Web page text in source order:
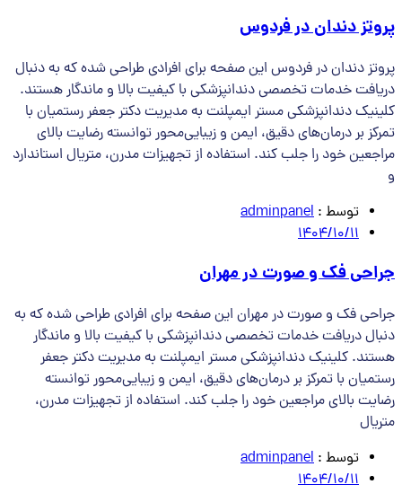
پروتز دندان در فردوس
پروتز دندان در فردوس این صفحه برای افرادی طراحی شده که به دنبال
دریافت خدمات تخصصی دندانپزشکی با کیفیت بالا و ماندگار هستند.
کلینیک دندانپزشکی مستر ایمپلنت به مدیریت دکتر جعفر رستمیان با
تمرکز بر درمان‌های دقیق، ایمن و زیبایی‌محور توانسته رضایت بالای
مراجعین خود را جلب کند. استفاده از تجهیزات مدرن، متریال استاندارد
و
توسط : adminpanel
1404/10/11
جراحی فک و صورت در مهران
جراحی فک و صورت در مهران این صفحه برای افرادی طراحی شده که به
دنبال دریافت خدمات تخصصی دندانپزشکی با کیفیت بالا و ماندگار
هستند. کلینیک دندانپزشکی مستر ایمپلنت به مدیریت دکتر جعفر
رستمیان با تمرکز بر درمان‌های دقیق، ایمن و زیبایی‌محور توانسته
رضایت بالای مراجعین خود را جلب کند. استفاده از تجهیزات مدرن،
متریال
توسط : adminpanel
1404/10/11